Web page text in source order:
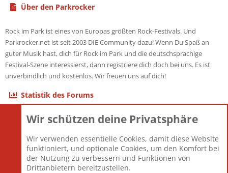
Über den Parkrocker
Rock im Park ist eines von Europas größten Rock-Festivals. Und
Parkrocker.net ist seit 2003 DIE Community dazu! Wenn Du Spaß an
guter Musik hast, dich für Rock im Park und die deutschsprachige
Festival-Szene interessierst, dann registriere dich doch bei uns. Es ist
unverbindlich und kostenlos. Wir freuen uns auf dich!
Statistik des Forums
Themen
Mitglieder
12.427
Neuestes Mitglied
Berlin
Wir schützen deine Privatsphäre
Wir verwenden essentielle Cookies, damit diese Website
funktioniert, und optionale Cookies, um den Komfort bei
der Nutzung zu verbessern und Funktionen von
Drittanbietern bereitzustellen.